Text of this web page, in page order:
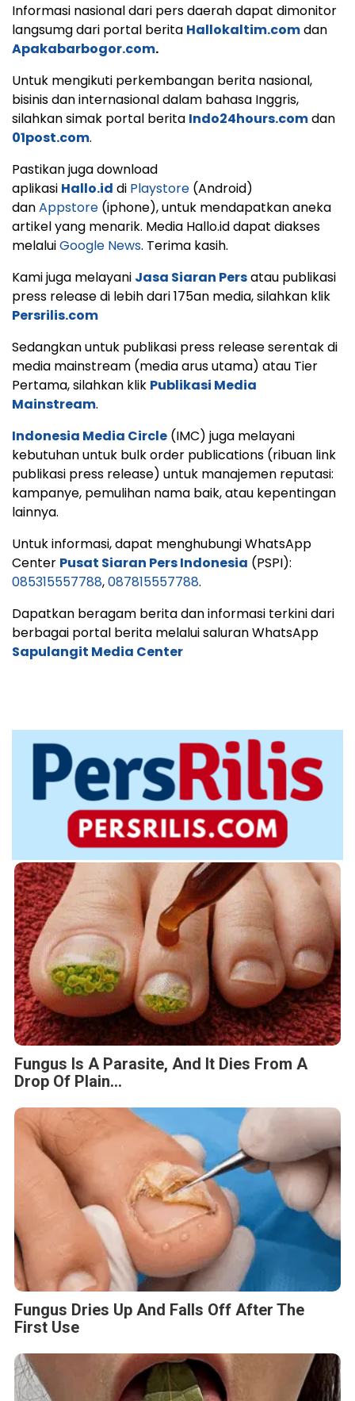
Informasi nasional dari pers daerah dapat dimonitor
langsumg dari portal berita Hallokaltim.comdan
Apakabarbogor.com.
Untuk mengikuti perkembangan berita nasional,
bisinis dan internasional dalam bahasa Inggris,
silahkan simak portal berita Indo24hours.comdan
01post.com.
Pastikan juga download
aplikasi Hallo.id di Playstore (Android)
danAppstore (iphone), untuk mendapatkan aneka
artikel yang menarik. Media Hallo.id dapat diakses
melaluiGoogle News. Terima kasih.
Kami juga melayani Jasa Siaran Persatau publikasi
press release di lebih dari 175an media, silahkan klik
Persrilis.com
Sedangkan untuk publikasi press release serentak di
media mainstream (media arus utama) atau Tier
Pertama, silahkan klik Publikasi Media
Mainstream.
Indonesia Media Circle (IMC) juga melayani
kebutuhan untuk bulk order publications (ribuan link
publikasi press release) untuk manajemen reputasi:
kampanye, pemulihan nama baik, atau kepentingan
lainnya.
Untuk informasi, dapat menghubungi WhatsApp
Center Pusat Siaran Pers Indonesia (PSPI):
085315557788,087815557788.
Dapatkan beragam berita dan informasi terkini dari
berbagai portal berita melalui saluran WhatsApp
Sapulangit Media Center
Fungus Is A Parasite, And It Dies From A
Drop Of Plain...
Fungus Dries Up And Falls Off After The
First Use